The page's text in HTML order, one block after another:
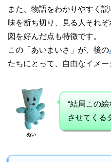
また、物語をわかりやすく
味を断ち切り、見る人それ
図を好んだ点も特徴です。
この「あいまいさ」が、後の
たちにとって、自由なイメー
ぬい
“結局この
させてくる